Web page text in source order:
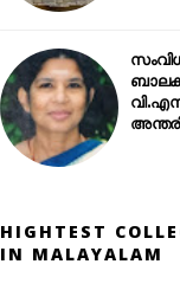
HIGHTEST
IN MALAYALAM